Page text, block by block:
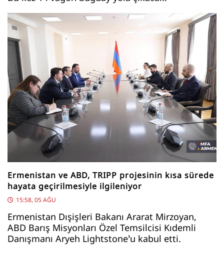
Ermenistan ve ABD, TRIPP projesinin kısa sürede
hayata geçirilmesiyle ilgileniyor
15:58, 05 AĞU
Ermenistan Dışişleri Bakanı Ararat Mirzoyan,
ABD Barış Misyonları Özel Temsilcisi Kıdemli
Danışmanı Aryeh Lightstone’u kabul etti.